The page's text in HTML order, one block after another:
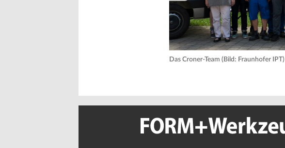
Das Croner-Team (Bild: Fraunhofer IPT)